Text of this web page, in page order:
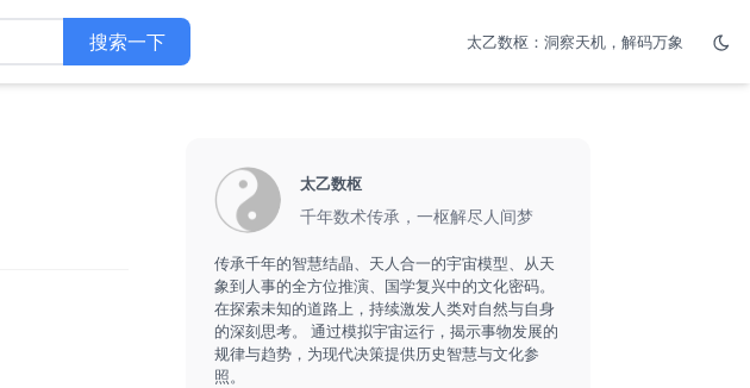
搜索一下 太乙数枢：洞察天机，解码万象
太乙数枢
千年数术传承，一枢解尽人间梦
传承千年的智慧结晶、天人合一的宇宙模型、从天
象到人事的全方位推演、国学复兴中的文化密码。
在探索未知的道路上，持续激发人类对自然与自身
的深刻思考。 通过模拟宇宙运行，揭示事物发展的
规律与趋势，为现代决策提供历史智慧与文化参
照。